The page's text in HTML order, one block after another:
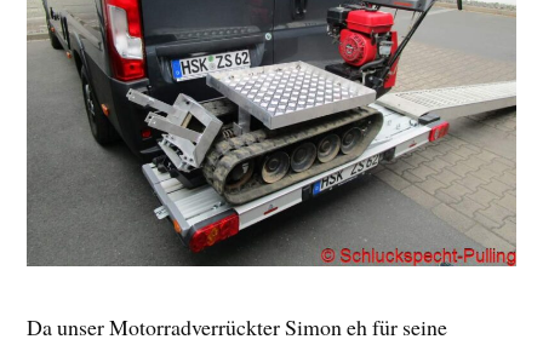
Da unser Motorradverrückter Simon eh für seine